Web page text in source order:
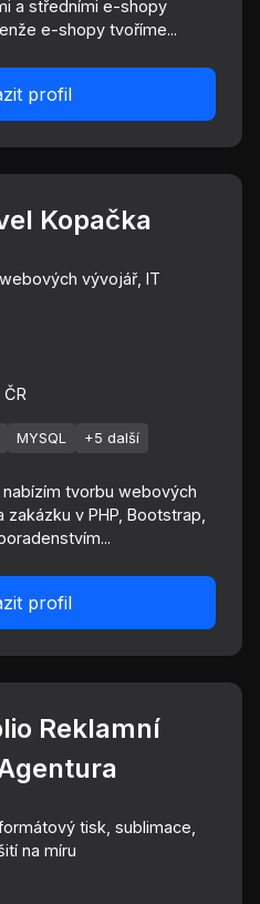
a středními e-shopy
e-shopy tvoříme...
profil
Kopačka
vývojář, IT
ČR
MYSQL +5 další
tvorbu webových
v PHP, Bootstrap,
profil
Reklamní
tisk, sublimace,
na míru